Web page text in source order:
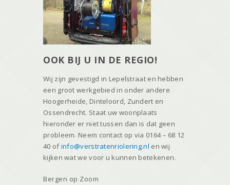
OOK BIJ U IN DE REGIO!
Wij zijn gevestigd in Lepelstraat en hebben
een groot werkgebied in onder andere
Hoogerheide, Dinteloord, Zundert en
Ossendrecht. Staat uw woonplaats
hieronder er niet tussen dan is dat geen
probleem. Neem contact op via 0164 – 68 12
40 ofinfo@verstratenriolering.nl en wij
kijken wat we voor u kunnen betekenen.
Bergen op Zoom